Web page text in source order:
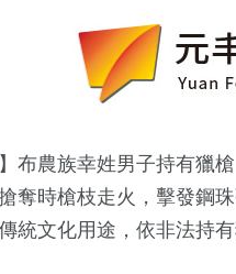
布農族幸姓男子持有獵
奪時槍枝走火，擊發鋼
統文化用途，依非法持